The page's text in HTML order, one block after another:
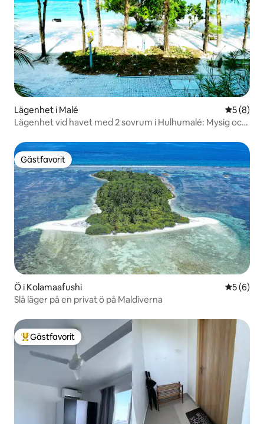
Lägenhet i Malé 5 av 5 i
5 (8)
Lägenhet vid havet med 2 sovrum i Hulhumalé: Mysig och
Gästfavorit
Gästfavorit
Ö i Kolamaafushi 5 av 5 i
5 (6)
Slå läger på en privat ö på Maldiverna
Populär gästfavorit
Gästfavorit